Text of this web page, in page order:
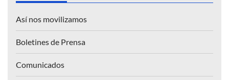
Así nos movilizamos
Boletines de Prensa
Comunicados